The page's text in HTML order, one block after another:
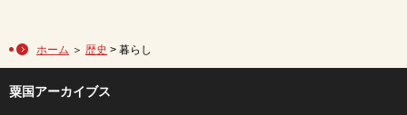
ホーム ＞ 歴史 > 暮らし
粟国アーカイブス